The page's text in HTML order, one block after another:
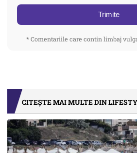
Trimite
* Comentariile care contin limbaj
CITEȘTE MAI MULTE DIN